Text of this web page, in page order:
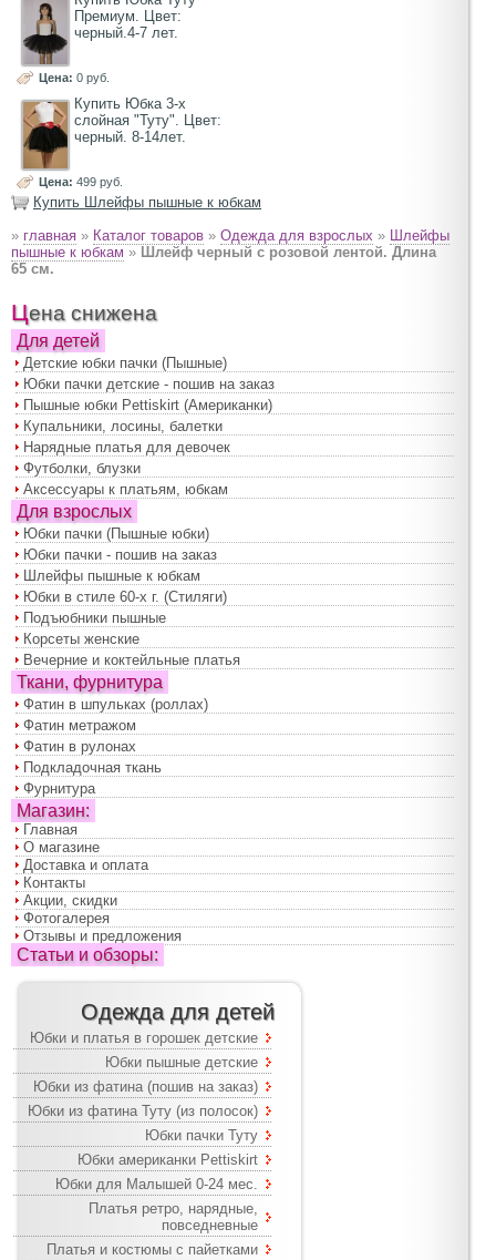
Премиум. Цвет:
черный.4-7 лет.
Цена: 0 руб.
Купить Юбка 3-х
слойная "Туту". Цвет:
черный. 8-14лет.
Цена: 499 руб.
Купить Шлейфы пышные к юбкам
» главная » Каталог товаров » Одежда для взрослых » Шлейфы
пышные к юбкам » Шлейф черный с розовой лентой. Длина
65 см.
Цена снижена
Для детей
Детские юбки пачки (Пышные)
Юбки пачки детские - пошив на заказ
Пышные юбки Pettiskirt (Американки)
Купальники, лосины, балетки
Нарядные платья для девочек
Футболки, блузки
Аксессуары к платьям, юбкам
Для взрослых
Юбки пачки (Пышные юбки)
Юбки пачки - пошив на заказ
Шлейфы пышные к юбкам
Юбки в стиле 60-х г. (Стиляги)
Подъюбники пышные
Корсеты женские
Вечерние и коктейльные платья
Ткани, фурнитура
Фатин в шпульках (роллах)
Фатин метражом
Фатин в рулонах
Подкладочная ткань
Фурнитура
Магазин:
Главная
О магазине
Доставка и оплата
Контакты
Акции, скидки
Фотогалерея
Отзывы и предложения
Статьи и обзоры:
Одежда для детей
Юбки и платья в горошек детские
Юбки пышные детские
Юбки из фатина (пошив на заказ)
Юбки из фатина Туту (из полосок)
Юбки пачки Туту
Юбки американки Pettiskirt
Юбки для Малышей 0-24 мес.
Платья ретро, нарядные,
повседневные
Платья и костюмы с пайетками